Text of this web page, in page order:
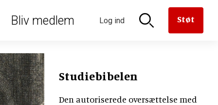
Bliv medlem Log ind Støt
Studiebibelen
Den autoriserede oversættelse med